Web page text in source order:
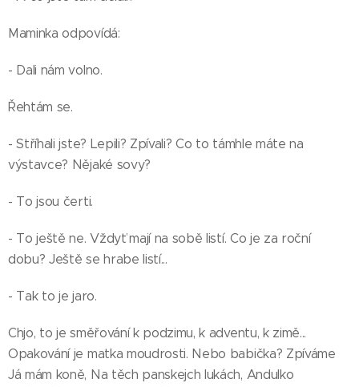
Maminka odpovídá:
- Dali nám volno.
Řehtám se.
- Stříhali jste? Lepili? Zpívali? Co to támhle máte na
výstavce? Nějaké sovy?
- To jsou čerti.
- To ještě ne. Vždyť mají na sobě listí. Co je za roční
dobu? Ještě se hrabe listí...
- Tak to je jaro.
Chjo, to je směřování k podzimu, k adventu, k zimě...
Opakování je matka moudrosti. Nebo babička? Zpíváme
Já mám koně, Na těch panskejch lukách, Andulko